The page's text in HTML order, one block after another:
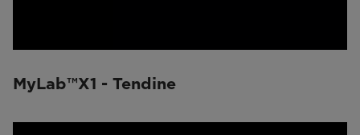
MyLab™X1 - Tendine